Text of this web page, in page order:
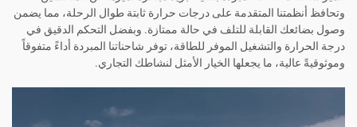
وتحافظ أنظمتنا المتقدمة على درجات حرارة ثابتة طوال الرحلة، مما يضمن
وصول بضائعك القابلة للتلف في حالة ممتازة. وبفضل التحكم الدقيق في
درجة الحرارة والتشغيل الموفر للطاقة، توفر شاحناتنا المبردة أداءً متفوقاً
وموثوقيةً عالية، ما يجعلها الخيار الأمثل لنشاطك التجاري.